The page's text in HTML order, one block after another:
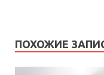
ПОХОЖИЕ